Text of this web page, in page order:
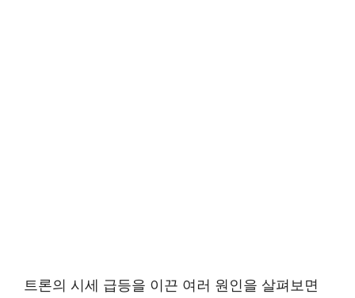
트론의 시세 급등을 이끈 여러 원인을 살펴보면